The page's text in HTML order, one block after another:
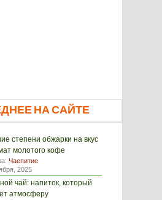
НА САЙТЕ
степени обжарки на вкус
молотого кофе
Чаепитие
2025
чай: напиток, который
атмосферу